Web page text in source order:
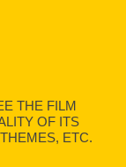
THE FILM
OF ITS
ETC.